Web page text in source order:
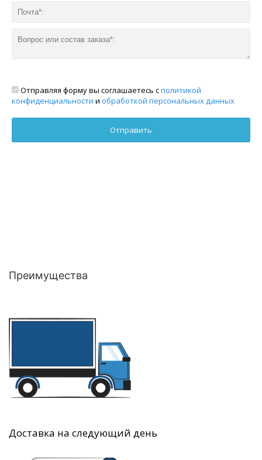
Отправляя форму вы соглашаетесь сполитикой
конфиденциальности и обработкой персональных данных
Преимущества
Доставка на следующий день